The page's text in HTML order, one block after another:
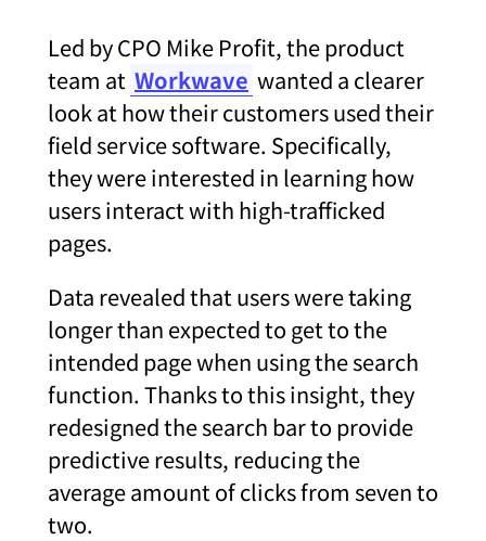
Led by CPO Mike Profit, the product
team at Workwave wanted a clearer
look at how their customers used their
field service software. Specifically,
they were interested in learning how
users interact with high-trafficked
pages.
Data revealed that users were taking
longer than expected to get to the
intended page when using the search
function. Thanks to this insight, they
redesigned the search bar to provide
predictive results, reducing the
average amount of clicks from seven to
two.